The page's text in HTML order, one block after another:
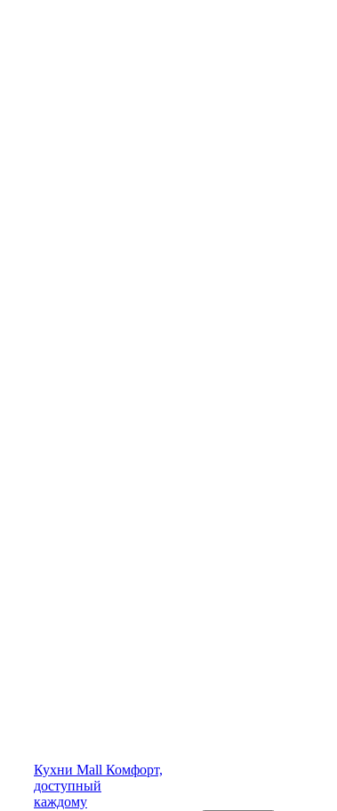
Кухни Mall Комфорт,
доступный
каждому